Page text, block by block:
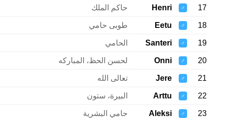
17
♂
Henri حاكم الملك
18
♂
Eetu طوبى حامي
19
♂
Santeri الحامي
20
♂
Onni لحسن الحظ، المباركه
21
♂
Jere تعالى الله
22
♂
Arttu البيرة، ستون
23
♂
Aleksi حامي البشرية